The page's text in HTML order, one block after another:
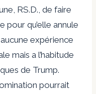
RS.D., de faire
pour qu’elle annule
expérience
mais a l’habitude
de Trump.
pourrait